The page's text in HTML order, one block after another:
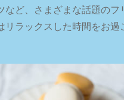
など、さまざまな話題のフ
リラックスした時間をお過